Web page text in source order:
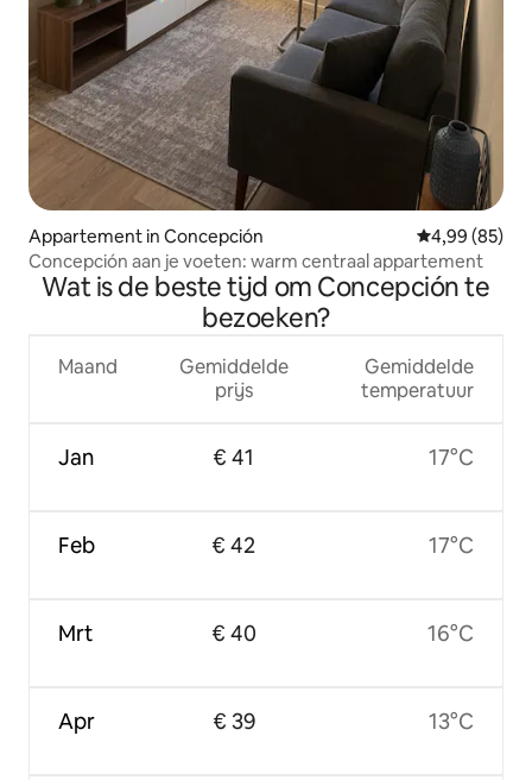
Appartement in Concepción Gemiddelde
4,99 (85)
Concepción aan je voeten: warm centraal appartement
Wat is de beste tijd om Concepción te
bezoeken?
Maand
Jan
Feb
Mrt
Apr
Gemiddelde
prijs
€ 41
€ 42
€ 40
€ 39
Gemiddelde
temperatuur
17°C
17°C
16°C
13°C